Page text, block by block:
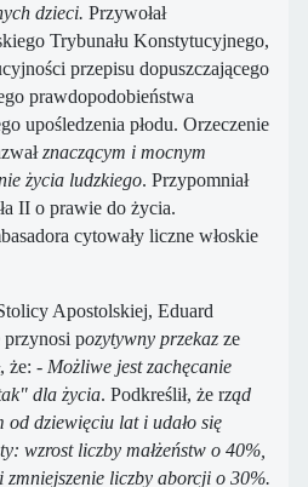
dzieci. Przywołał
Trybunału Konstytucyjnego,
przepisu dopuszczającego
prawdopodobieństwa
upośledzenia płodu. Orzeczenie
znaczącym i mocnym
życia ludzkiego. Przypomniał
II o prawie do życia.
cytowały liczne włoskie
Apostolskiej, Eduard
przynosi pozytywny przekaz ze
że: - Możliwe jest zachęcanie
dla życia. Podkreślił, że rząd
dziewięciu lat i udało się
wzrost liczby małżeństw o 40%,
liczby aborcji o 30%.